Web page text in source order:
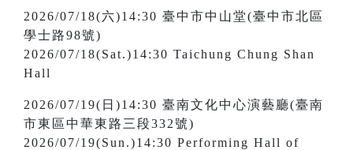
2026/07/18(六)14:30 臺中市中山堂(臺中市北區
學士路98號)
2026/07/18(Sat.)14:30 Taichung Chung Shan
Hall
2026/07/19(日)14:30 臺南文化中心演藝廳(臺南
市東區中華東路三段332號)
2026/07/19(Sun.)14:30 Performing Hall of